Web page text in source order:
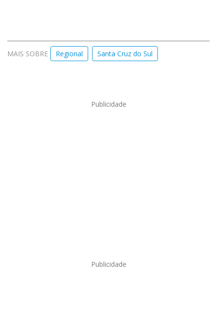
MAIS SOBRE Regional Santa Cruz do Sul
Publicidade
Publicidade